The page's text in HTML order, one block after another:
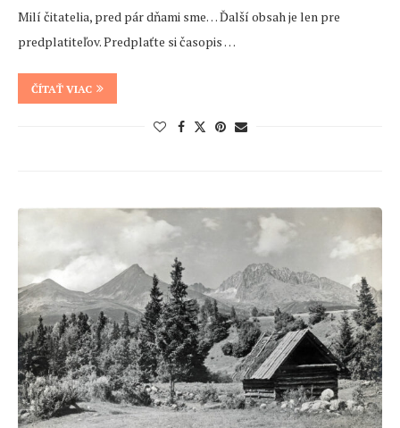
Milí čitatelia, pred pár dňami sme… Ďalší obsah je len pre
predplatiteľov. Predplaťte si časopis …
ČÍTAŤ VIAC